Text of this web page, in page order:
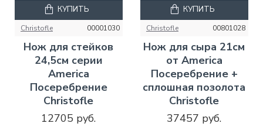
Christofle 00001030
Нож для стейков
24,5см серии
America
Посеребрение
Christofle
12705 руб.
КУПИТЬ
Christofle 00801028
Нож для сыра 21см
от America
Посеребрение +
сплошная позолота
Christofle
37457 руб.
КУПИТЬ